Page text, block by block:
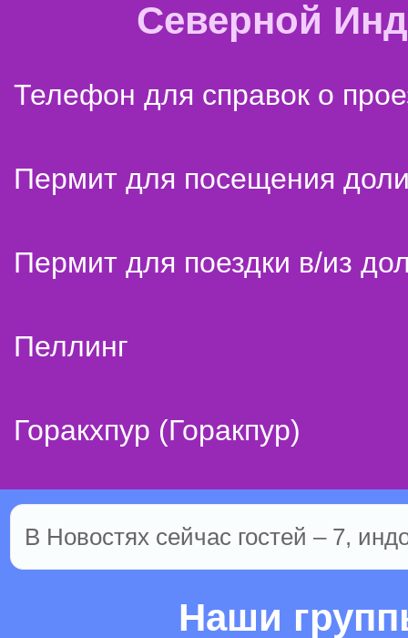
Северной
Телефон для справок о
Пермит для посещения
Пермит для поездки в/из
Пеллинг
Горакхпур (Горакпур)
В Новостях сейчас гостей – 7,
Наши